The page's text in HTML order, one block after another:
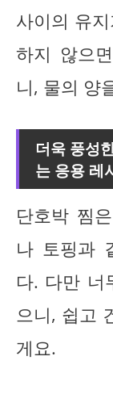
사이의 유
하지 않으
니, 물의 양
더욱 풍성
는 응용 레
단호박 찜
나 토핑과
다. 다만 너
으니, 쉽고
게요.